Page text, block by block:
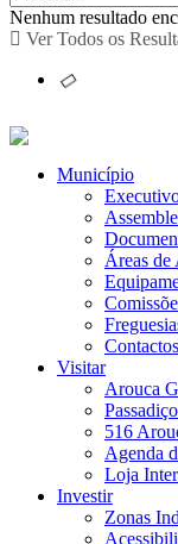
Nenhum resultado
Ver Todos os
Município
Áreas de
Contactos
Visitar
Arouca
516
Agenda
Loja
Investir
Zonas